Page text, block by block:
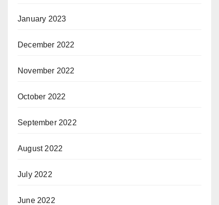
January 2023
December 2022
November 2022
October 2022
September 2022
August 2022
July 2022
June 2022